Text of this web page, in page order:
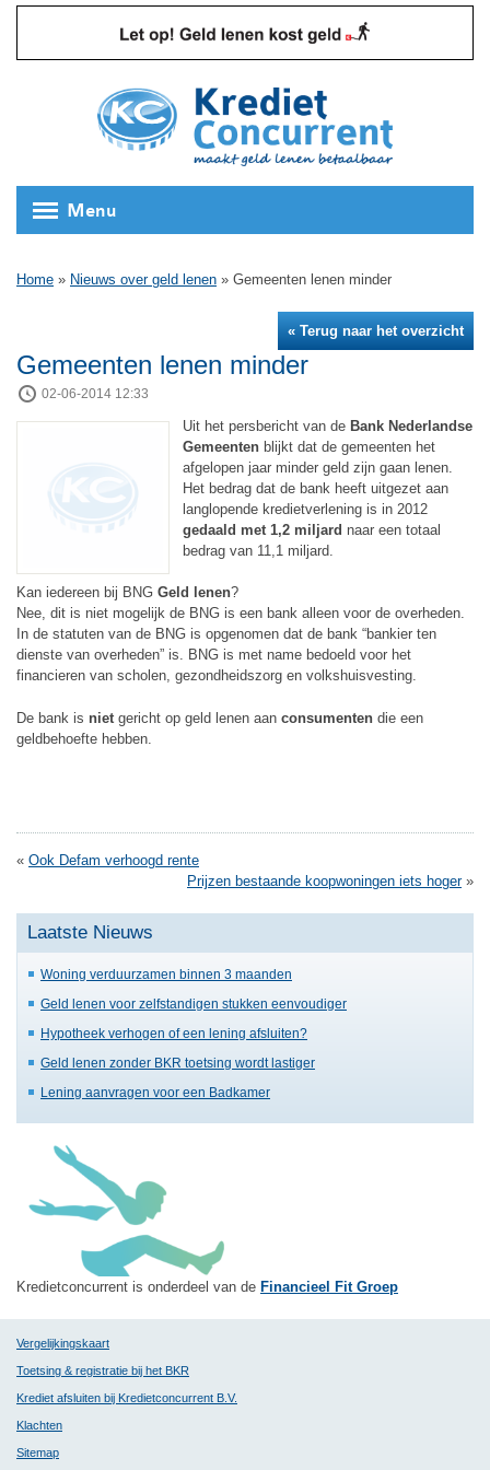
Menu
Home » Nieuws over geld lenen » Gemeenten lenen minder
« Terug naar het overzicht
Gemeenten lenen minder
02-06-2014 12:33
Uit het persbericht van de Bank Nederlandse
Gemeenten blijkt dat de gemeenten het
afgelopen jaar minder geld zijn gaan lenen.
Het bedrag dat de bank heeft uitgezet aan
langlopende kredietverlening is in 2012
gedaald met 1,2 miljard naar een totaal
bedrag van 11,1 miljard.
Kan iedereen bij BNG Geld lenen?
Nee, dit is niet mogelijk de BNG is een bank alleen voor de overheden.
In de statuten van de BNG is opgenomen dat de bank “bankier ten
dienste van overheden” is. BNG is met name bedoeld voor het
financieren van scholen, gezondheidszorg en volkshuisvesting.
De bank is niet gericht op geld lenen aan consumenten die een
geldbehoefte hebben.
« Ook Defam verhoogd rente
Prijzen bestaande koopwoningen iets hoger»
Laatste Nieuws
Woning verduurzamen binnen 3 maanden
Geld lenen voor zelfstandigen stukken eenvoudiger
Hypotheek verhogen of een lening afsluiten?
Geld lenen zonder BKR toetsing wordt lastiger
Lening aanvragen voor een Badkamer
Kredietconcurrent is onderdeel van de Financieel Fit Groep
Vergelijkingskaart
Toetsing & registratie bij het BKR
Krediet afsluiten bij Kredietconcurrent B.V.
Klachten
Sitemap